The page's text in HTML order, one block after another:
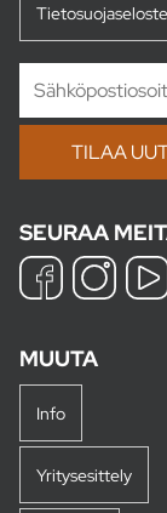
SEURAA
MUUTA
Info
Yritysesittely